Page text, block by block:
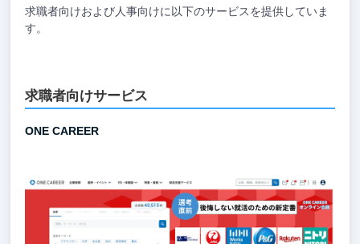
求職者向けおよび人事向けに以下のサービスを提供していま
す。
求職者向けサービス
ONE CAREER